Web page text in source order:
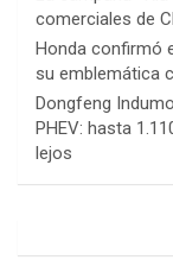
comerciales de
Honda confirmó
su emblemática
Dongfeng
PHEV: hasta
lejos